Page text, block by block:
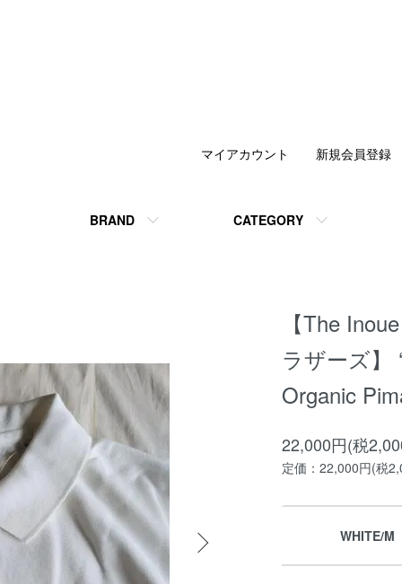
BRAND CATEGORY
マイアカウント 新規会員登録
【The
ラザーズ】
Organic
22,000円(税
定価：22,000円(税
WHITE/M